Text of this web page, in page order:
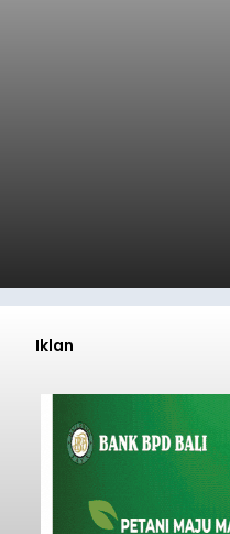
Iklan